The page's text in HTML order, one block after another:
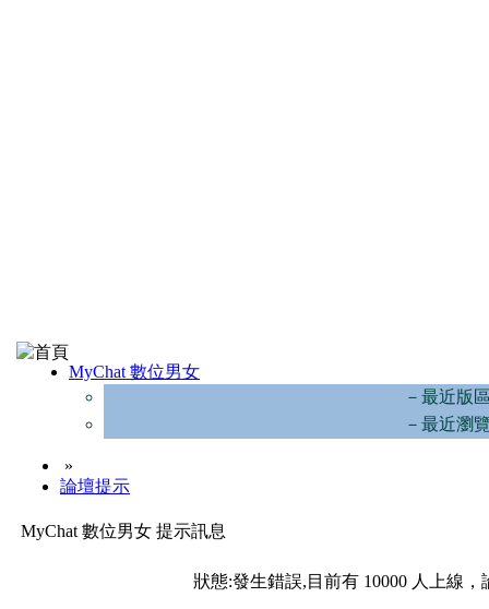
MyChat 數位男女
－最近版
－最近瀏
»
論壇提示
MyChat 數位男女 提示訊息
狀態:發生錯誤,目前有 10000 人上線